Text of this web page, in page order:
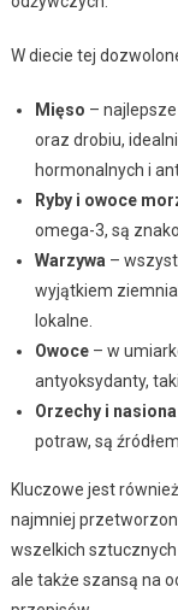
W diecie tej
Mięso –
oraz drobiu,
hormonalnych i
Ryby i owoce
omega-3, są
Warzywa –
wyjątkiem
lokalne.
Owoce– w
antyoksydanty,
Orzechy i nasiona
potraw, są
Kluczowe jest
najmniej
wszelkich
ale także szansą na